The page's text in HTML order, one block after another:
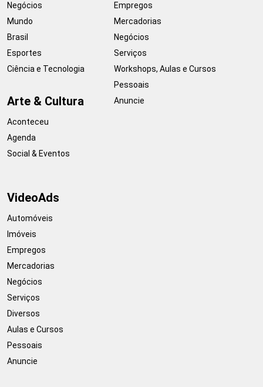
Negócios
Mundo
Brasil
Esportes
Ciência e Tecnologia
Arte & Cultura
Aconteceu
Agenda
Social & Eventos
Empregos
Mercadorias
Negócios
Serviços
Workshops, Aulas e Cursos
Pessoais
Anuncie
VideoAds
Automóveis
Imóveis
Empregos
Mercadorias
Negócios
Serviços
Diversos
Aulas e Cursos
Pessoais
Anuncie